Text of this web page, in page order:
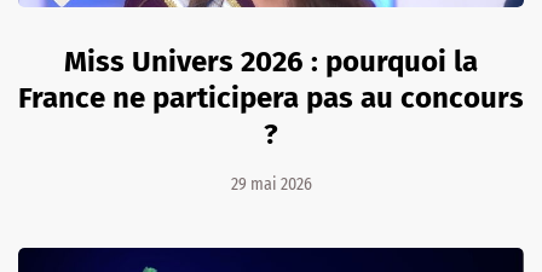
Miss Univers 2026 : pourquoi la
France ne participera pas au concours
?
29 mai 2026